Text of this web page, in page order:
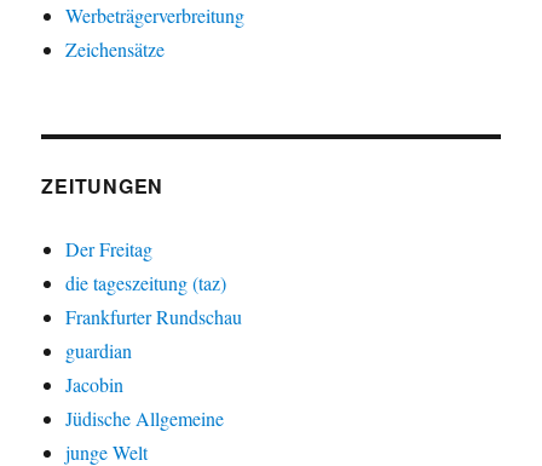
Werbeträgerverbreitung
Zeichensätze
ZEITUNGEN
Der Freitag
die tageszeitung (taz)
Frankfurter Rundschau
guardian
Jacobin
Jüdische Allgemeine
junge Welt